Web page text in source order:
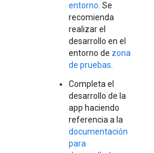
entorno. Se
recomienda
realizar el
desarrollo en el
entorno de zona
de pruebas.
Completa el
desarrollo de la
app haciendo
referencia a la
documentación
para